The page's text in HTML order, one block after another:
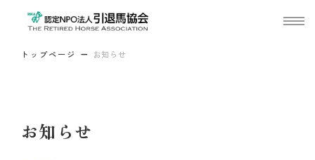
トップページ お知らせ
お知らせ